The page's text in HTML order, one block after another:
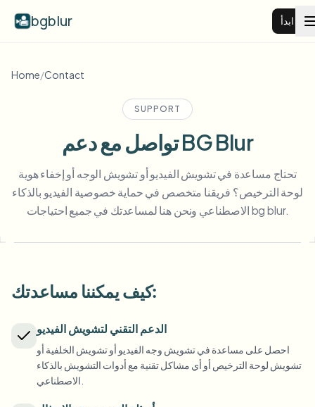
bgblur ابدأ
طمس خلفية الفيديو
عرض جميع الأمثلة
طمس الخلفية
طمس أي شيء
الميزات
طمس لوحة السيارة
طمس الوجه
طمس الخلفية
كاميرات الحرم الجامعي والمحاضرات وخصوصية المقاطعة
الإعلام والترفيه
العروض والإصدارات والامتثال
التجزئة والتجارة الإلكترونية
الموارد
الأسئلة الشائعة
المدونة
Choose language
Home/Contact
SUPPORT
تواصل مع دعم BG Blur
تحتاج مساعدة في تشويش الفيديو أو تشويش الوجه أو إخفاء هوية
لوحة الترخيص؟ فريقنا متخصص في حماية خصوصية الفيديو بالذكاء
الاصطناعي ونحن هنا لمساعدتك في جميع احتياجات bg blur.
كيف يمكننا مساعدتك:
الدعم التقني لتشويش الفيديو
احصل على مساعدة في تشويش وجه الفيديو أو تشويش الخلفية أو
تشويش لوحة الترخيص أو أي مشاكل تقنية مع أدوات التشويش بالذكاء